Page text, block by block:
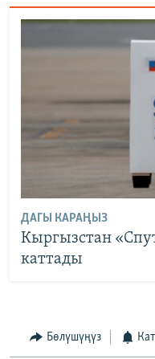
ДАГЫ КАРАҢЫЗ
Кыргызстан
каттады
Бөлүшүңүз